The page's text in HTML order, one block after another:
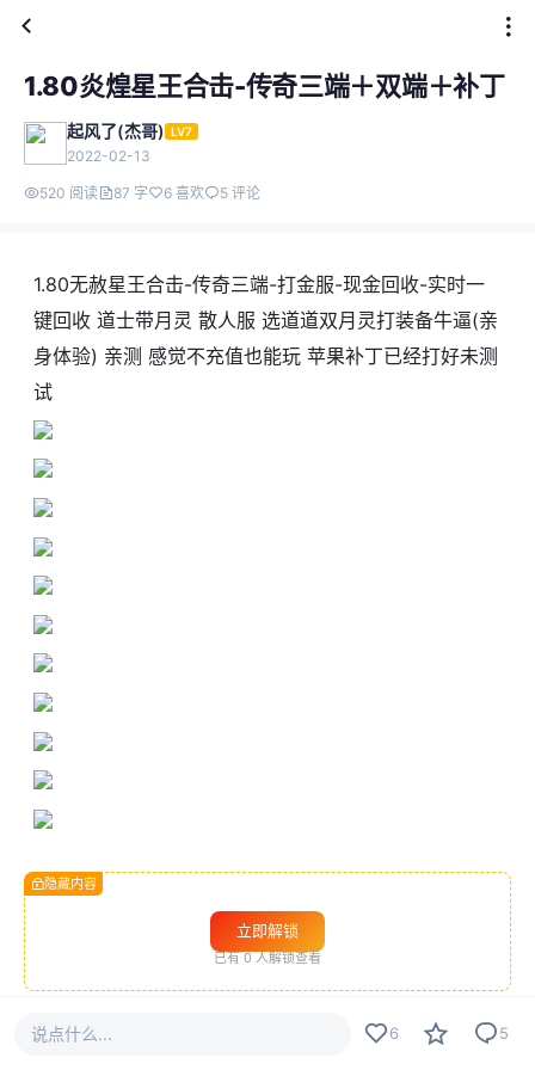
1.80炎煌星王合击-传奇三端＋双端＋补丁
起风了(杰哥) LV7
2022-02-13
520 阅读 87 字 6 喜欢 5 评论
1.80无赦星王合击-传奇三端-打金服-现金回收-实时一
键回收 道士带月灵 散人服 选道道双月灵打装备牛逼(亲
身体验) 亲测 感觉不充值也能玩 苹果补丁已经打好未测
试
隐藏内容
立即解锁
已有 0 人解锁查看
# 手游服务端
说点什么... 6 5